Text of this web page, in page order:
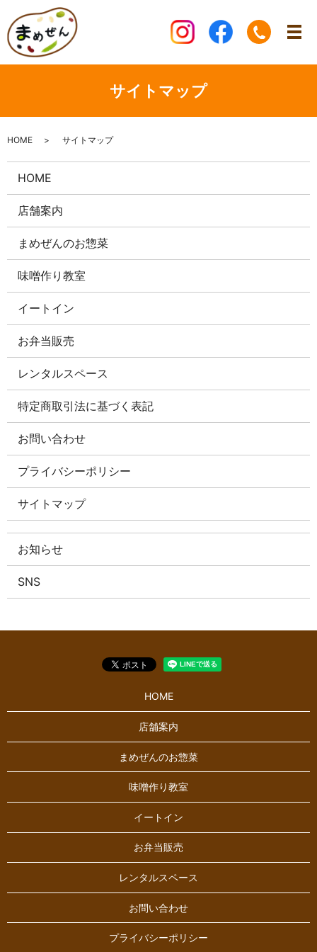
サイトマップ
HOME サイトマップ
HOME
店舗案内
まめぜんのお惣菜
味噌作り教室
イートイン
お弁当販売
レンタルスペース
特定商取引法に基づく表記
お問い合わせ
プライバシーポリシー
サイトマップ
お知らせ
SNS
HOME
店舗案内
まめぜんのお惣菜
味噌作り教室
イートイン
お弁当販売
レンタルスペース
お問い合わせ
プライバシーポリシー